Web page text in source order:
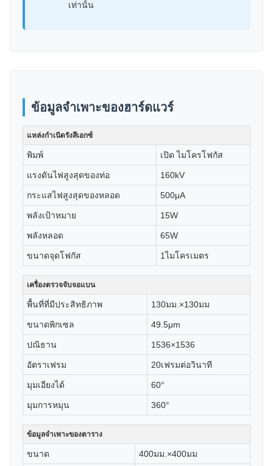
เท่านั้น
ข้อมูลจำเพาะของฮาร์ดแวร์
แหล่งกำเนิดรังสีเอกซ์
พิมพ์ เปิด ไมโครโฟกัส
แรงดันไฟสูงสุดของท่อ 160kV
กระแสไฟสูงสุดของหลอด 500μA
พลังเป้าหมาย 15W
พลังหลอด 65W
ขนาดจุดโฟกัส 1ไมโครเมตร
เครื่องตรวจจับจอแบน
พื้นที่ที่มีประสิทธิภาพ 130มม.×130มม
ขนาดพิกเซล 49.5μm
ปณิธาน 1536×1536
อัตราเฟรม 20เฟรมต่อวินาที
มุมเอียงได้ 60°
มุมการหมุน 360°
ข้อมูลจำเพาะของตาราง
ขนาด 400มม.×400มม